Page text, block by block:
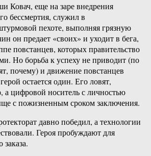
Ковач, еще на заре внедрения
бессмертия, служил в
пехоте, выполняя грязную
он предает «своих» и уходит в бега,
повстанцев, которых правительство
Но борьба к успеху не приводит (по
почему) и движение повстанцев
остается один. Его ловят,
а цифровой носитель с личностью
с пожизненным сроком заключения.
давно победил, а технологии
Героя пробуждают для